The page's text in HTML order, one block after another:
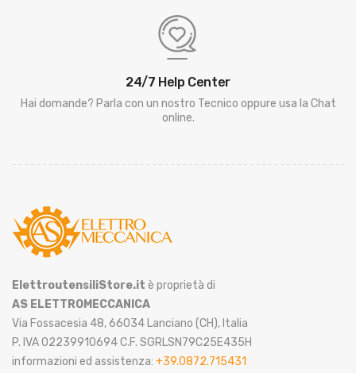
24/7 Help Center
Hai domande? Parla con un nostro Tecnico oppure usa la Chat
online.
ElettroutensiliStore.it è proprietà di
AS ELETTROMECCANICA
Via Fossacesia 48, 66034 Lanciano (CH), Italia
P. IVA 02239910694 C.F. SGRLSN79C25E435H
informazioni ed assistenza: +39.0872.715431